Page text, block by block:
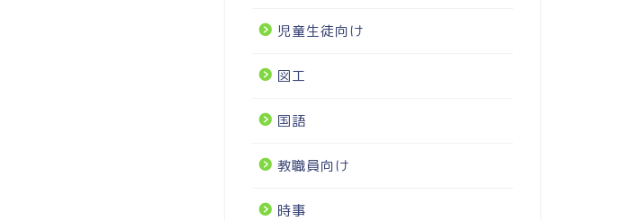
児童生徒向け
図工
国語
教職員向け
時事